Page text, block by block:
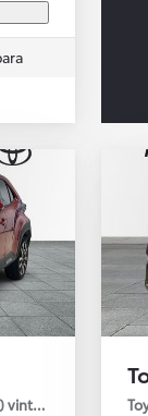
vinterhjul